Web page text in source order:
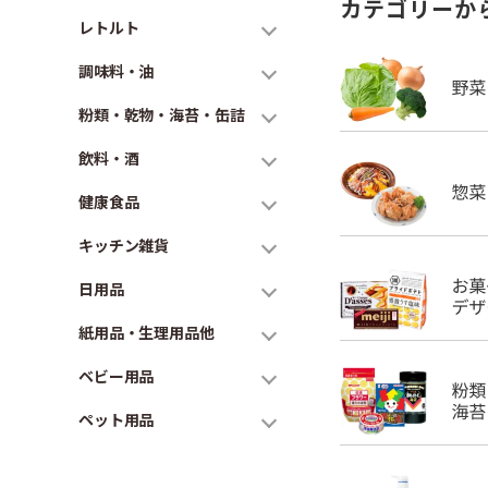
レトルト
調味料・油
粉類・乾物・海苔・缶詰
飲料・酒
健康食品
キッチン雑貨
日用品
紙用品・生理用品他
ベビー用品
ペット用品
カテゴリーか